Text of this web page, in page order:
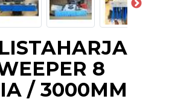
8
/ 3000MM